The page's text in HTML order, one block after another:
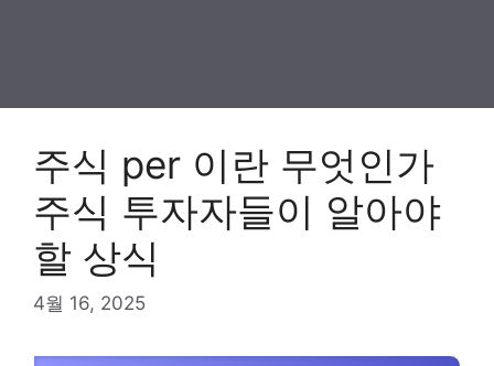
주식 per 이란 무엇인가
주식 투자자들이 알아야
할 상식
4월 16, 2025